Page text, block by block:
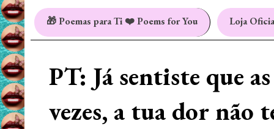
🎁 Poemas para Ti ❤️ Poems for You Loja
PT: Já sentiste que
vezes, a tua dor não